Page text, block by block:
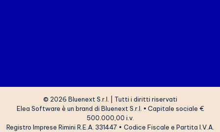
© 2026 Bluenext S.r.l. | Tutti i diritti riservati
Elea Software è un brand di Bluenext S.r.l. • Capitale sociale €
500.000,00 i.v.
Registro Imprese Rimini R.E.A. 331447 • Codice Fiscale e Partita I.V.A.